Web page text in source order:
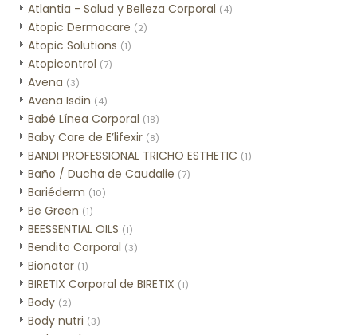
Atlantia - Salud y Belleza Corporal (4)
Atopic Dermacare (2)
Atopic Solutions (1)
Atopicontrol (7)
Avena (3)
Avena Isdin (4)
Babé Línea Corporal (18)
Baby Care de E’lifexir (8)
BANDI PROFESSIONAL TRICHO ESTHETIC (1)
Baño / Ducha de Caudalie (7)
Bariéderm (10)
Be Green (1)
BEESSENTIAL OILS (1)
Bendito Corporal (3)
Bionatar (1)
BIRETIX Corporal de BIRETIX (1)
Body (2)
Body nutri (3)